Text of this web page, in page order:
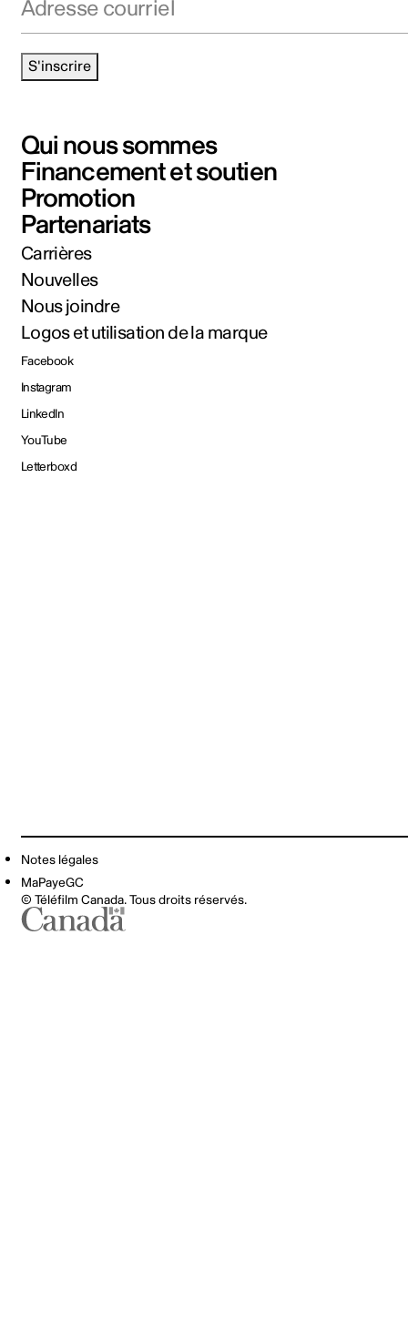
S'inscrire
Qui nous sommes
Financement et soutien
Promotion
Partenariats
Carrières
Nouvelles
Nous joindre
Logos et utilisation de la marque
Facebook
Instagram
LinkedIn
YouTube
Letterboxd
Notes légales
MaPayeGC
© Téléfilm Canada. Tous droits réservés.